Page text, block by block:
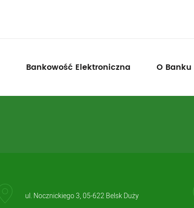
Bankowość Elektroniczna O Banku
ul. Nocznickiego 3, 05-622 Belsk Duży